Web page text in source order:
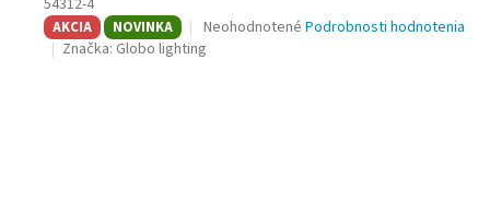
54312-4
AKCIA NOVINKA
Priemerné
hodnotenie
Neohodnotené Podrobnosti hodnotenia
Značka: Globo lighting